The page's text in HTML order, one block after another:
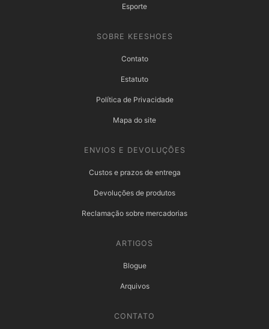
Esporte
SOBRE KEESHOES
Contato
Estatuto
Política de Privacidade
Mapa do site
ENVIOS E DEVOLUÇÕES
Custos e prazos de entrega
Devoluções de produtos
Reclamação sobre mercadorias
ARTIGOS
Blogue
Arquivos
CONTATO